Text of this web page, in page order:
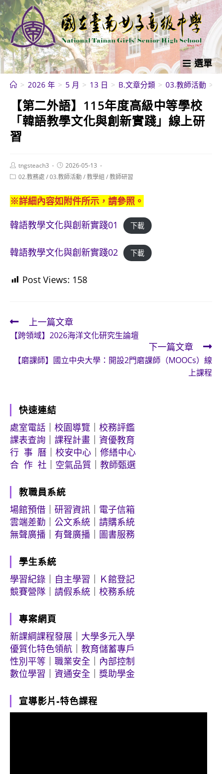
跳
轉
至
主
要
內
選單
> 2026 年 > 5 月 > 13 日 > B.文章分類 > 03.教師活動 >
【第二外語】115年度高級中等學校
「韓語教學文化與創新實踐」線上研
習
Post
author:
tngsteach3
Post
published:
2026-05-13
Post02.教務處 /03.教師活動/教學組 /教師研習
※詳細內容如附件所示，請參照。
韓語教學文化與創新實踐01
下載
韓語教學文化與創新實踐02 下載
Post Views: 158
Read
more
articles
上一篇文章
【跨領域】2026海洋文化研究生論壇
下一篇文章
【磨課師】國立中央大學：開設2門磨課師（MOOCs）線
上課程
快速連結
處室電話
校園導覽
校務評鑑
課表查詢
課程計畫
資優教育
行 事 曆
校安中心
修繕中心
合 作 社
空氣品質 教師甄選
教職員系統
場館預借
研習資訊
電子信箱
雲端差勤
公文系統
請購系統
無聲廣播
有聲廣播 圖書服務
學生系統
學習紀錄
自主學習
Ｋ館登記
競賽營隊
請假系統 校務系統
專案網頁
新課綱課程發展
大學多元入學
優質化特色領航
教育儲蓄專戶
性別平等
職業安全
內部控制
數位學習
資通安全 獎助學金
宣導影片-特色課程